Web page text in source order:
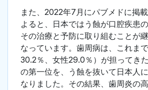
また、2022年7月にパブメドに掲
よると、日本ではう蝕が口腔疾患の
その治療と予防に取り組むことが
なっています。歯周病は、これま
30.2％、女性29.0％）が担ってき
の第一位を、う蝕を抜いて日本人
なりました。その結果、歯周炎の高